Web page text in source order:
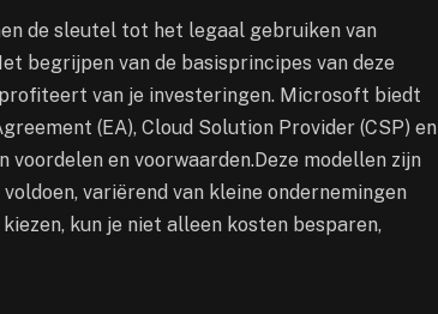
de sleutel tot het legaal gebruiken van
begrijpen van de basisprincipes van deze
van je investeringen. Microsoft biedt
(EA), Cloud Solution Provider (CSP) en
en voorwaarden.Deze modellen zijn
variërend van kleine ondernemingen
kun je niet alleen kosten besparen,